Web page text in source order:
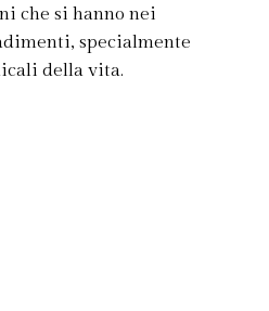
che si hanno nei
specialmente
della vita.